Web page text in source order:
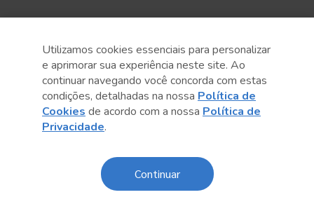
Utilizamos cookies essenciais para personalizar
e aprimorar sua experiência neste site. Ao
continuar navegando você concorda com estas
condições, detalhadas na nossa Política de
Cookies de acordo com a nossa Política de
Privacidade.
Continuar